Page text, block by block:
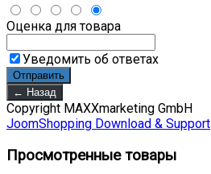
Оценка для товара
Уведомить об ответах
Copyright MAXXmarketing GmbH
JoomShopping Download & Support
Просмотренные товары